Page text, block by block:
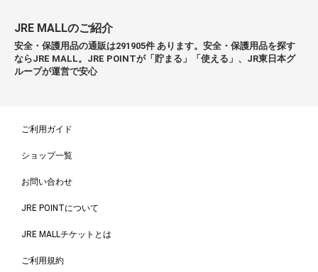
JRE MALLのご紹介
安全・保護用品の通販は291905件 あります。安全・保護用品を探す
ならJRE MALL。JRE POINTが「貯まる」「使える」、JR東日本グ
ループが運営で安心
ご利用ガイド
ショップ一覧
お問い合わせ
JRE POINTについて
JRE MALLチケットとは
ご利用規約